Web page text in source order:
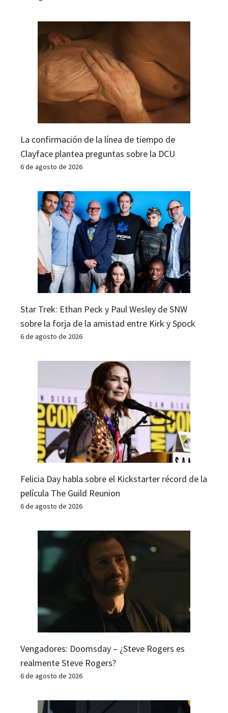
La confirmación de la línea de tiempo de
Clayface plantea preguntas sobre la DCU
6 de agosto de 2026
Star Trek: Ethan Peck y Paul Wesley de SNW
sobre la forja de la amistad entre Kirk y Spock
6 de agosto de 2026
Felicia Day habla sobre el Kickstarter récord de la
película The Guild Reunion
6 de agosto de 2026
Vengadores: Doomsday – ¿Steve Rogers es
realmente Steve Rogers?
6 de agosto de 2026